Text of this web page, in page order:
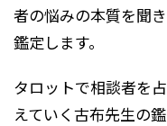
者の悩みの本質を聞
鑑定します。
タロットで相談者を
えていく古布先生の